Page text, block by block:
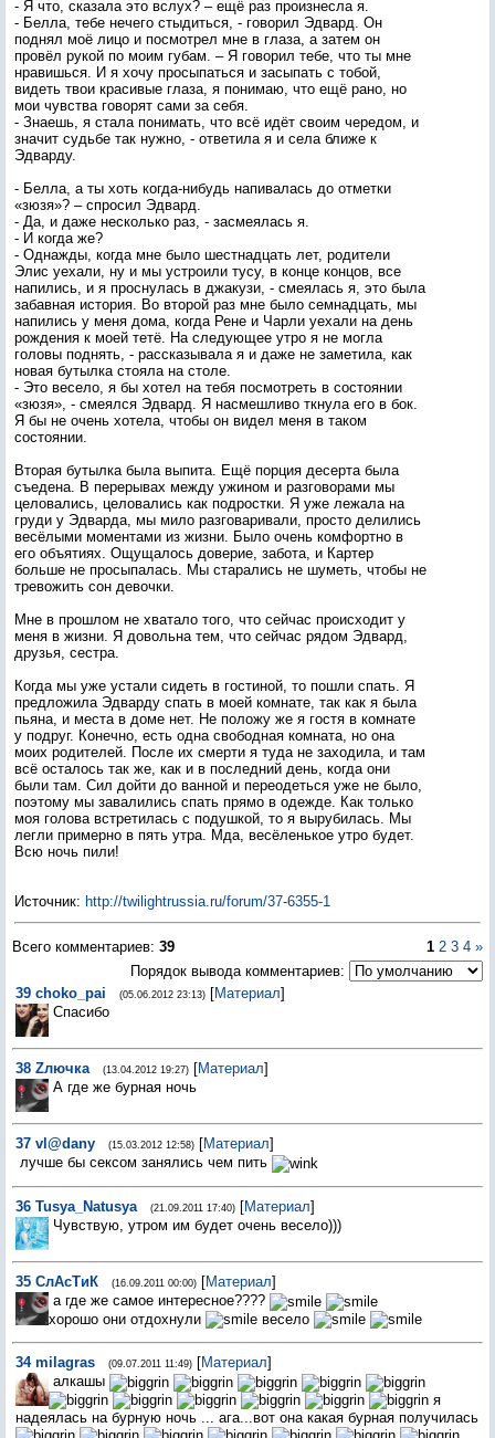
- Я что, сказала это вслух? – ещё раз произнесла я.
- Белла, тебе нечего стыдиться, - говорил Эдвард. Он
поднял моё лицо и посмотрел мне в глаза, а затем он
провёл рукой по моим губам. – Я говорил тебе, что ты мне
нравишься. И я хочу просыпаться и засыпать с тобой,
видеть твои красивые глаза, я понимаю, что ещё рано, но
мои чувства говорят сами за себя.
- Знаешь, я стала понимать, что всё идёт своим чередом, и
значит судьбе так нужно, - ответила я и села ближе к
Эдварду.
- Белла, а ты хоть когда-нибудь напивалась до отметки
«зюзя»? – спросил Эдвард.
- Да, и даже несколько раз, - засмеялась я.
- И когда же?
- Однажды, когда мне было шестнадцать лет, родители
Элис уехали, ну и мы устроили тусу, в конце концов, все
напились, и я проснулась в джакузи, - смеялась я, это была
забавная история. Во второй раз мне было семнадцать, мы
напились у меня дома, когда Рене и Чарли уехали на день
рождения к моей тетё. На следующее утро я не могла
головы поднять, - рассказывала я и даже не заметила, как
новая бутылка стояла на столе.
- Это весело, я бы хотел на тебя посмотреть в состоянии
«зюзя», - смеялся Эдвард. Я насмешливо ткнула его в бок.
Я бы не очень хотела, чтобы он видел меня в таком
состоянии.
Вторая бутылка была выпита. Ещё порция десерта была
съедена. В перерывах между ужином и разговорами мы
целовались, целовались как подростки. Я уже лежала на
груди у Эдварда, мы мило разговаривали, просто делились
весёлыми моментами из жизни. Было очень комфортно в
его объятиях. Ощущалось доверие, забота, и Картер
больше не просыпалась. Мы старались не шуметь, чтобы не
тревожить сон девочки.
Мне в прошлом не хватало того, что сейчас происходит у
меня в жизни. Я довольна тем, что сейчас рядом Эдвард,
друзья, сестра.
Когда мы уже устали сидеть в гостиной, то пошли спать. Я
предложила Эдварду спать в моей комнате, так как я была
пьяна, и места в доме нет. Не положу же я гостя в комнате
у подруг. Конечно, есть одна свободная комната, но она
моих родителей. После их смерти я туда не заходила, и там
всё осталось так же, как и в последний день, когда они
были там. Сил дойти до ванной и переодеться уже не было,
поэтому мы завалились спать прямо в одежде. Как только
моя голова встретилась с подушкой, то я вырубилась. Мы
легли примерно в пять утра. Мда, весёленькое утро будет.
Всю ночь пили!
Источник: http://twilightrussia.ru/forum/37-6355-1
Всего комментариев: 39 1 2 3 4 »
Порядок вывода комментариев:
39 choko_pai (05.06.2012 23:13) [Материал]
Спасибо
38 Zлючка (13.04.2012 19:27) [Материал]
А где же бурная ночь
37 vl@dany (15.03.2012 12:58) [Материал]
лучше бы сексом занялись чем пить
36 Tusya_Natusya (21.09.2011 17:40) [Материал]
Чувствую, утром им будет очень весело)))
35 СлАсТиК (16.09.2011 00:00) [Материал]
а где же самое интересное????
хорошо они отдохнули
весело
34 milagras (09.07.2011 11:49) [Материал]
алкашы
я
надеялась на бурную ночь ... ага...вот она какая бурная получилась